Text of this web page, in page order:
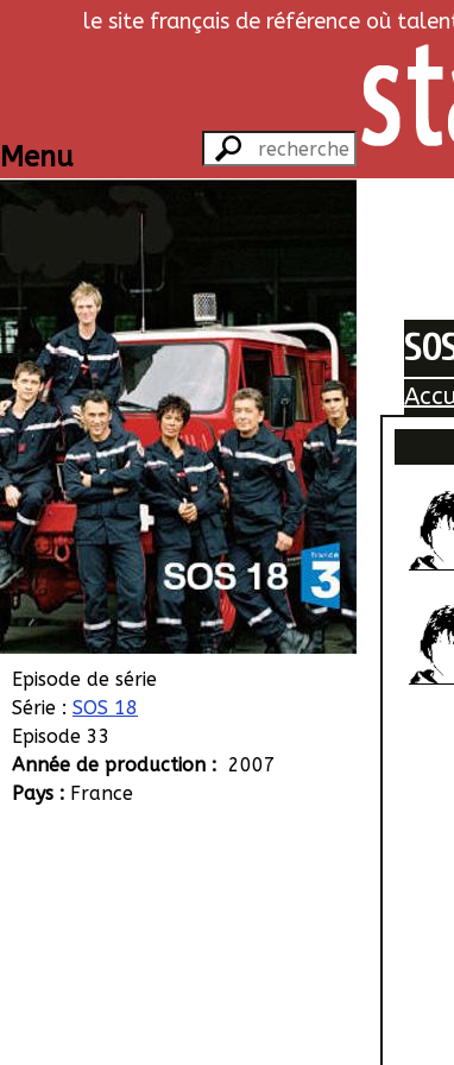
le site français de référence où
Menu
Episode de série
Série : SOS 18
Episode 33
Année de production : 2007
Pays : France